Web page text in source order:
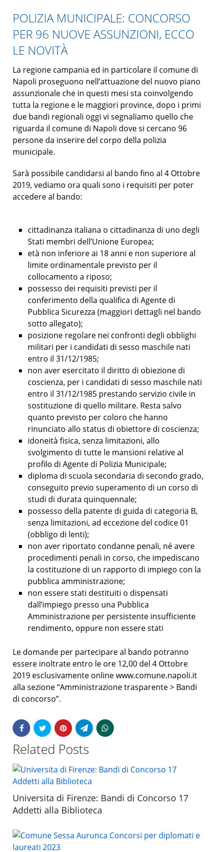
POLIZIA MUNICIPALE: CONCORSO
PER 96 NUOVE ASSUNZIONI, ECCO
LE NOVITÀ
La regione campania ed in particolare il comune di
Napoli proseguono nell’attuazione del nuovo piano
assunzionale che in questi mesi sta coinvolgendo
tutta la regione e le maggiori province, dopo i primi
due bandi regionali oggi vi segnaliamo quello che
riguarda il comune di Napoli dove si cercano 96
persone da inserire del corpo della polizia
municipale.
Sarà possibile candidarsi al bando fino al 4 Ottobre
2019, vediamo ora quali sono i requisiti per poter
accedere al bando:
cittadinanza italiana o cittadinanza di uno degli
Stati membri dell’Unione Europea;
età non inferiore ai 18 anni e non superiore al
limite ordinamentale previsto per il
collocamento a riposo;
possesso dei requisiti previsti per il
conferimento della qualifica di Agente di
Pubblica Sicurezza (maggiori dettagli nel bando
sotto allegato);
posizione regolare nei confronti degli obblighi
militari per i candidati di sesso maschile nati
entro il 31/12/1985;
non aver esercitato il diritto di obiezione di
coscienza, per i candidati di sesso maschile nati
entro il 31/12/1985 prestando servizio civile in
sostituzione di quello militare. Resta salvo
quanto previsto per coloro che hanno
rinunciato allo status di obiettore di coscienza;
idoneità fisica, senza limitazioni, allo
svolgimento di tutte le mansioni relative al
profilo di Agente di Polizia Municipale;
diploma di scuola secondaria di secondo grado,
conseguito previo superamento di un corso di
studi di durata quinquennale;
possesso della patente di guida di categoria B,
senza limitazioni, ad eccezione del codice 01
(obbligo di lenti);
non aver riportato condanne penali, né avere
procedimenti penali in corso, che impediscano
la costituzione di un rapporto di impiego con la
pubblica amministrazione;
non essere stati destituiti o dispensati
dall’impiego presso una Pubblica
Amministrazione per persistente insufficiente
rendimento, oppure non essere stati
Le domande per partecipare al bando potranno
essere inoltrate entro le ore 12,00 del 4 Ottobre
2019 esclusivamente online www.comune.napoli.it
alla sezione “Amministrazione trasparente > Bandi
di concorso”.
Related Posts
Universita di Firenze: Bandi di Concorso 17
Addetti alla Biblioteca